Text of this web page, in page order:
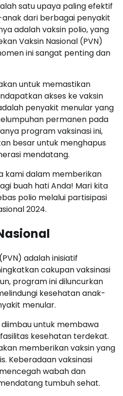
satu upaya paling efektif
dari berbagai penyakit
adalah vaksin polio, yang
Vaksin Nasional (PVN)
ini sangat penting dan
untuk memastikan
akses ke vaksin
penyakit menular yang
permanen pada
program vaksinasi ini,
besar untuk menghapus
mendatang.
kami dalam memberikan
buah hati Anda! Mari kita
polio melalui partisipasi
2024.
adalah inisiatif
cakupan vaksinasi
program ini diluncurkan
kesehatan anak-
menular.
diimbau untuk membawa
kesehatan terdekat.
memberikan vaksin yang
Keberadaan vaksinasi
wabah dan
tumbuh sehat.